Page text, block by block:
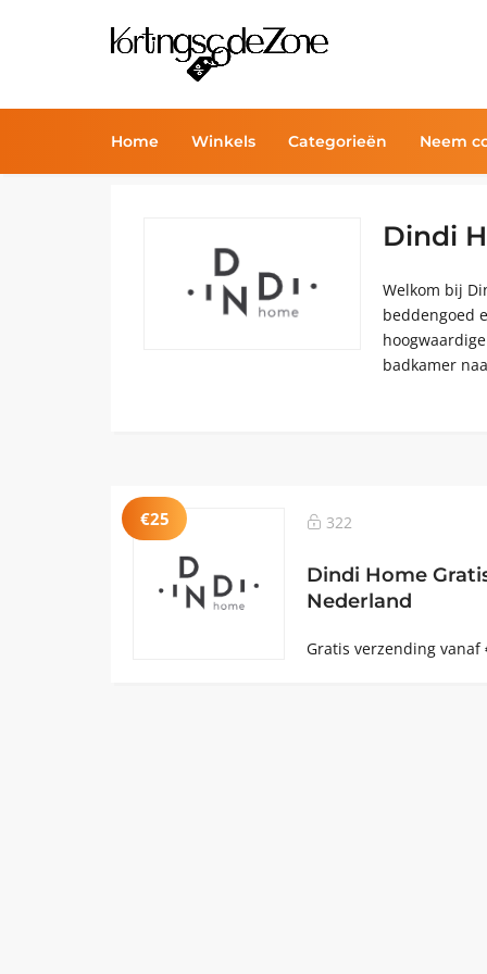
Home Winkels Categorieën Neem
Dindi
Welkom bij
beddengoed
badkamer
€25 322
Dindi Home
Nederland
Gratis verzending